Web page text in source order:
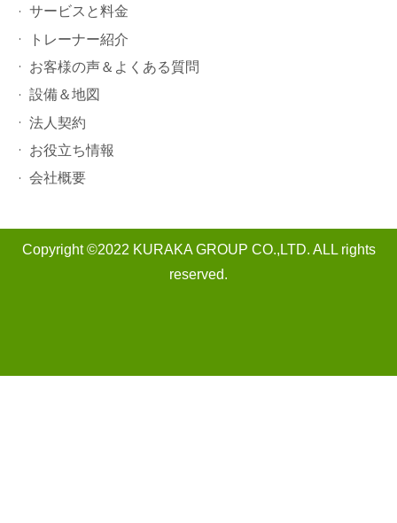
サービスと料金
トレーナー紹介
お客様の声＆よくある質問
設備＆地図
法人契約
お役立ち情報
会社概要
Copyright ©2022 KURAKA GROUP CO.,LTD. ALL rights
reserved.